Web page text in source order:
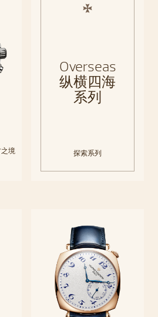
境
Overseas
纵横四海
系列
探索系列
历史名作
顿便已不断改写高级制表的格局面貌。
代表达重新诠释品牌在美学与机械领域的
经典魅力。